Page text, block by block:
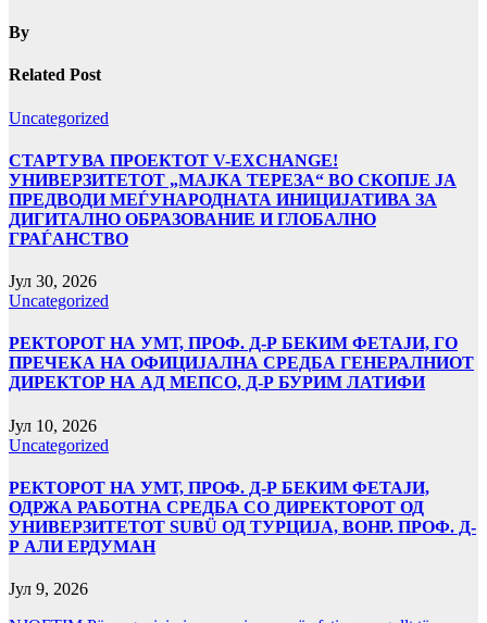
By
Related Post
Uncategorized
СТАРТУВА ПРОЕКТОТ V-EXCHANGE!
УНИВЕРЗИТЕТОТ „МАЈКА ТЕРЕЗА“ ВО СКОПЈЕ ЈА
ПРЕДВОДИ МЕЃУНАРОДНАТА ИНИЦИЈАТИВА ЗА
ДИГИТАЛНО ОБРАЗОВАНИЕ И ГЛОБАЛНО
ГРАЃАНСТВО
Јул 30, 2026
Uncategorized
РЕКТОРОТ НА УМТ, ПРОФ. Д-Р БЕКИМ ФЕТАЈИ, ГО
ПРЕЧЕКА НА ОФИЦИЈАЛНА СРЕДБА ГЕНЕРАЛНИОТ
ДИРЕКТОР НА АД МЕПСО, Д-Р БУРИМ ЛАТИФИ
Јул 10, 2026
Uncategorized
РЕКТОРОТ НА УМТ, ПРОФ. Д-Р БЕКИМ ФЕТАЈИ,
ОДРЖА РАБОТНА СРЕДБА СО ДИРЕКТОРОТ ОД
УНИВЕРЗИТЕТОТ SUBÜ ОД ТУРЦИЈА, ВОНР. ПРОФ. Д-
Р АЛИ ЕРДУМАН
Јул 9, 2026